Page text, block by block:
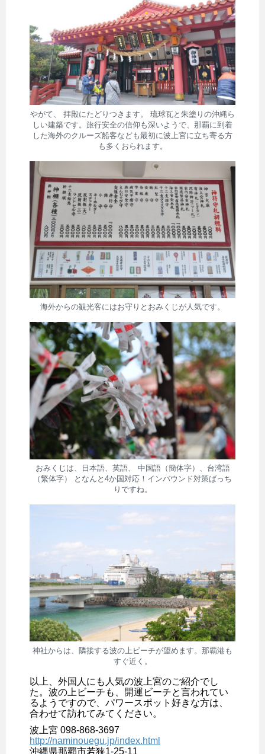
やがて、 拝殿にたどりつきます。 琉球瓦と朱塗りの沖縄ら
しい建築です。旅行安全の信仰も深いようで、那覇に到着
した海外のクルーズ船客なども最初に波上宮に立ち寄る方
も多くおられます。
海外からの観光客にはお守りとおみくじが人気です。
おみくじは、日本語、英語、 中国語（簡体字）、台湾語
（繁体字） となんと4か国対応！インバウンド対策ばっち
りですね。
神社からは、隣接する波の上ビーチが望めます。那覇港も
すぐ近く。
以上、外国人にも人気の波上宮のご紹介でし
た。波の上ビーチも、開運ビーチと言われてい
るようですので、パワースポット好きな方は、
合わせて訪れてみてください。
波上宮 098-868-3697
http://naminouegu.jp/index.html
沖縄県那覇市若狭1-25-11